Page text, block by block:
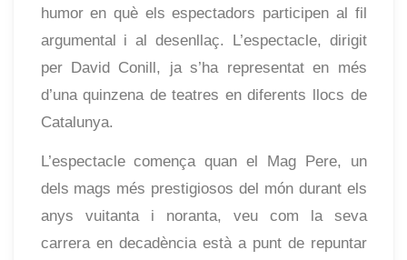
humor en què els espectadors participen al fil
argumental i al desenllaç. L’espectacle, dirigit
per David Conill, ja s’ha representat en més
d’una quinzena de teatres en diferents llocs de
Catalunya.
L’espectacle comença quan el Mag Pere, un
dels mags més prestigiosos del món durant els
anys vuitanta i noranta, veu com la seva
carrera en decadència està a punt de repuntar